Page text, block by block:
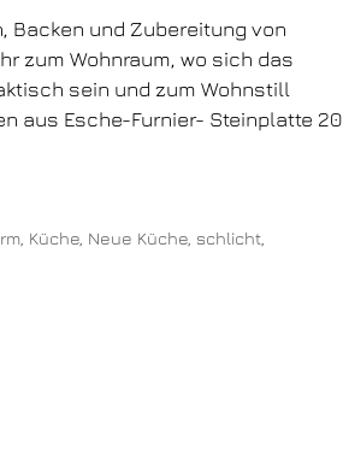
Backen und Zubereitung von
zum Wohnraum, wo sich das
sein und zum Wohnstill
aus Esche-Furnier- Steinplatte 20
, Küche, Neue Küche, schlicht,